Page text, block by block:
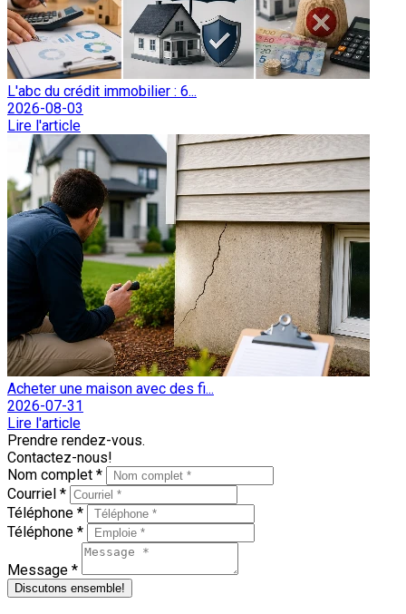
L'abc du crédit immobilier : 6...
2026-08-03
Lire l'article
Acheter une maison avec des fi...
2026-07-31
Lire l'article
Prendre rendez-vous.
Contactez-nous!
Nom complet *
Courriel *
Téléphone *
Téléphone *
Message *
Discutons ensemble!